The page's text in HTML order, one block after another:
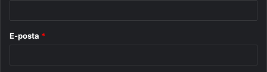
E-posta *